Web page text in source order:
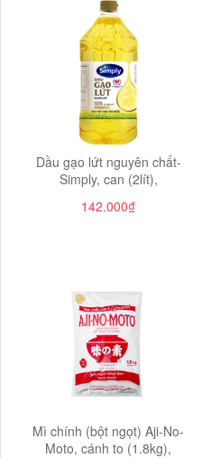
Dầu gạo lứt nguyên chất-
Simply, can (2lít),
142.000₫
Mì chính (bột ngọt) Aji-No-
Moto, cánh to (1.8kg),